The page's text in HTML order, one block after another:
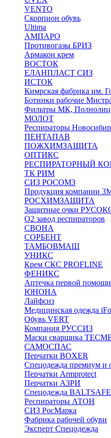
VENTO
Скорпион обувь
Ultima
АМПАРО
Противогазы БРИЗ
Армакон крем
ВОСТОК
ЕЛАНПЛАСТ СИЗ
ИСТОК
Кимрская фабрика им.
Ботинки рабочие
Фильтры МК,
МОЛОТ
Респираторы
ПЕНТАПАВ
ПОЖХИМЗАЩИТА
ОПТИКС
РЕСПИРАТОРНЫЙ
ТК РИМ
СИЗ РОСОМЗ
Продукция компании
РОСХИМЗАЩИТА
Защитные очки
О2 завод респираторов
СВОНА
СОРБЕНТ
ТАМБОВМАШ
УНИКС
Крем СКС PROFLINE
ФЕНИКС
Аптечка первой
ЮНОНА
Лайфсиз
Медицинская одежда
Обувь VERT
Компания РУССИЗ
Маски сварщика
САМОСПАС
Перчатки BOXER
Спецодежда премиум и
Перчатки Armprotect
Перчатки АЗРИ
Спецодежда
Респираторы АТОН
СИЗ РосМарка
Фабрика рабочей обуви
Эксперт Спецодежда